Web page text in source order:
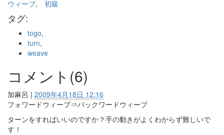
ウィーブ, 初級
タグ:
togo,
turn,
weave
コメント(6)
加麻呂 | 2009年4月18日 12:16
フォワードウィーブ⇒バックワードウィーブ
ターンをすればいいのですか？手の動きがよくわからず難しいで
す！